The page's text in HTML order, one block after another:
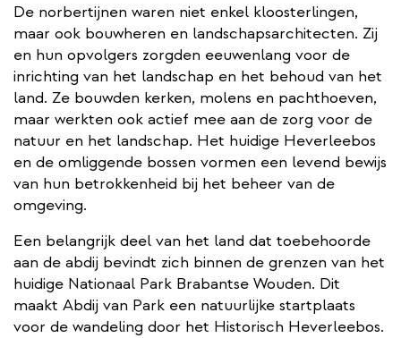
De norbertijnen waren niet enkel kloosterlingen,
maar ook bouwheren en landschapsarchitecten. Zij
en hun opvolgers zorgden eeuwenlang voor de
inrichting van het landschap en het behoud van het
land. Ze bouwden kerken, molens en pachthoeven,
maar werkten ook actief mee aan de zorg voor de
natuur en het landschap. Het huidige Heverleebos
en de omliggende bossen vormen een levend bewijs
van hun betrokkenheid bij het beheer van de
omgeving.
Een belangrijk deel van het land dat toebehoorde
aan de abdij bevindt zich binnen de grenzen van het
huidige Nationaal Park Brabantse Wouden. Dit
maakt Abdij van Park een natuurlijke startplaats
voor de wandeling door het Historisch Heverleebos.